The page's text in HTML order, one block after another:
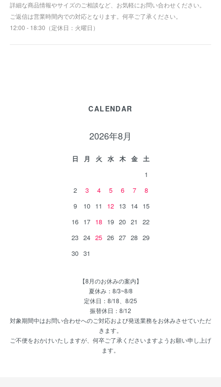
詳細な商品情報やサイズのご相談など、お気軽にお問い合わせください。
ご返信は営業時間内での対応となります。何卒ご了承ください。
12:00 - 18:30（定休日：火曜日）
CALENDAR
2026年8月
日 月 火 水 木 金
土
1
2
3 4 5 6 7
8
9
10 11 12 13 14 15
16 17 18 19 20 21
22
23 24 25 26 27 28 29
30 31
【8月のお休みの案内】
夏休み：8/3~8/8
定休日：8/18、8/25
振替休日：8/12
対象期間中はお問い合わせへのご対応および発送業務をお休みさせていただ
きます。
ご不便をおかけいたしますが、何卒ご了承くださいますようお願い申し上げ
ます。